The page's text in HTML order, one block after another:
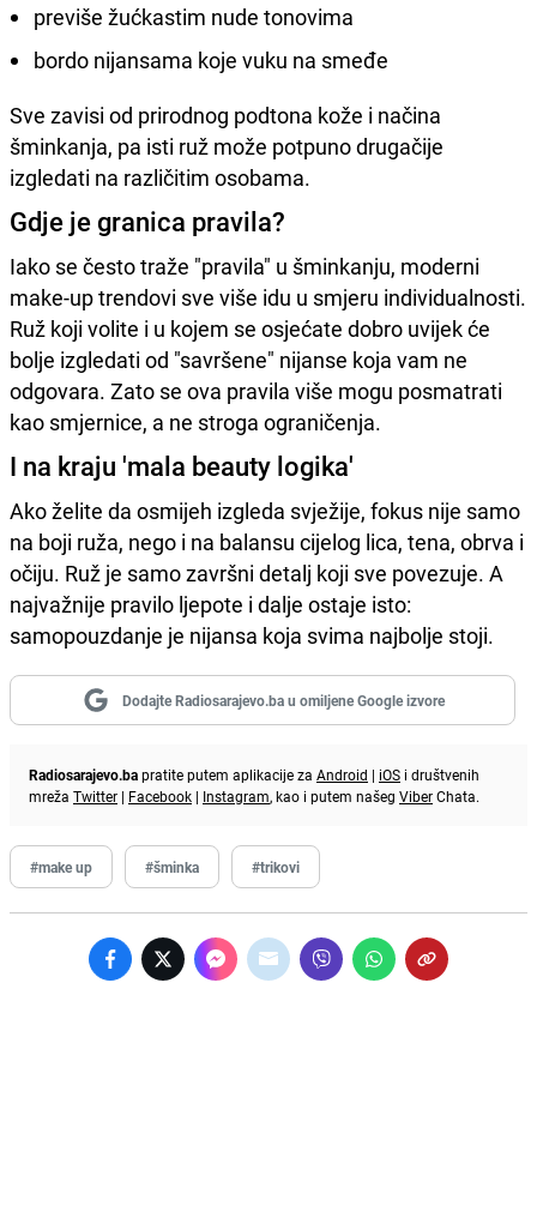
previše žućkastim nude tonovima
bordo nijansama koje vuku na smeđe
Sve zavisi od prirodnog podtona kože i načina
šminkanja, pa isti ruž može potpuno drugačije
izgledati na različitim osobama.
Gdje je granica pravila?
Iako se često traže "pravila" u šminkanju, moderni
make-up trendovi sve više idu u smjeru individualnosti.
Ruž koji volite i u kojem se osjećate dobro uvijek će
bolje izgledati od "savršene" nijanse koja vam ne
odgovara. Zato se ova pravila više mogu posmatrati
kao smjernice, a ne stroga ograničenja.
I na kraju 'mala beauty logika'
Ako želite da osmijeh izgleda svježije, fokus nije samo
na boji ruža, nego i na balansu cijelog lica, tena, obrva i
očiju. Ruž je samo završni detalj koji sve povezuje. A
najvažnije pravilo ljepote i dalje ostaje isto:
samopouzdanje je nijansa koja svima najbolje stoji.
Dodajte Radiosarajevo.ba u omiljene Google izvore
Radiosarajevo.bapratite putem aplikacije za Android | iOS i društvenih
mreža Twitter | Facebook | Instagram, kao i putem našeg ViberChata.
#make up #šminka #trikovi